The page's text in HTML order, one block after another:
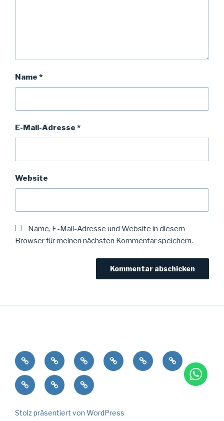
Name *
E-Mail-Adresse *
Website
Name, E-Mail-Adresse und Website in diesem
Browser für meinen nächsten Kommentar speichern.
Wer Wie Was Wohin Wie
lange
Warum
Womit WeblogWebdesign
Stolz präsentiert von WordPress